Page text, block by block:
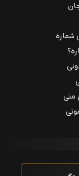
شماره
منی